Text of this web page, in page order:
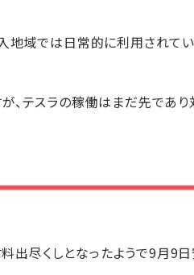
地域では日常的に利用されて
テスラの稼働はまだ先であり
尽くしとなったようで9月9